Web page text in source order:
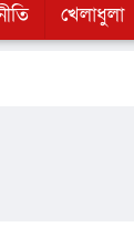
খেলাধুলা